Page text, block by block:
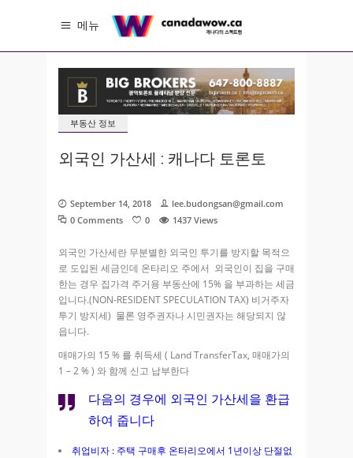
메뉴
부동산 정보
외국인 가산세 : 캐나다 토론토
September 14, 2018
lee.budongsan@gmail.com
0 Comments
0 1437 Views
외국인 가산세란 무분별한 외국인 투기를 방지할 목적으
로 도입된 세금인데 온타리오 주에서 외국인이 집을 구매
한는 경우 집가격 주거용 부동산에 15% 을 부과하는 세금
입니다.(NON-RESIDENT SPECULATION TAX) 비거주자
투기 방지세) 물론 영주권자나 시민권자는 해당되지 않
읍니다.
매매가의 15 % 를 취득세 ( Land TransferTax, 매매가의
1 – 2 % ) 와 함께 신고 납부한다
다음의 경우에 외국인 가산세을 환급
하여 줍니다
취업비자 : 주택 구매후 온타리오에서 1년이상 단절없